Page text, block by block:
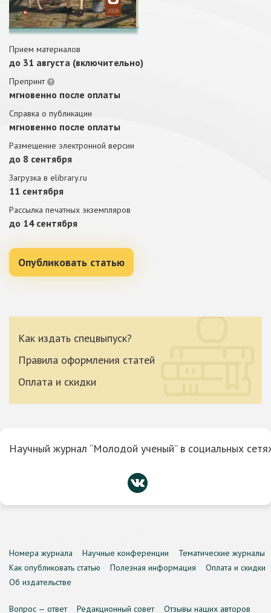
Прием материалов
до 31 августа (включительно)
Препринт
мгновенно после оплаты
Справка о публикации
мгновенно после оплаты
Размещение электронной версии
до 8 сентября
Загрузка в elibrary.ru
11 сентября
Рассылка печатных экземпляров
до 14 сентября
Опубликовать статью
Как издать спецвыпуск?
Правила оформления статей
Оплата и скидки
Научный журнал “Молодой ученый” в социальных
Номера журнала Научные конференции
Тематические журналы
Как опубликовать статью
Полезная информация
Оплата и скидки
Об издательстве
Вопрос — ответ Редакционный совет Отзывы наших авторов